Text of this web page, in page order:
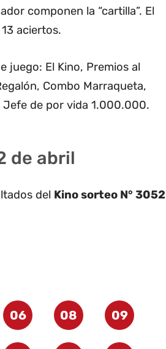
componen la “cartilla”. El
aciertos.
juego: El Kino, Premios al
Combo Marraqueta,
de por vida 1.000.000.
de abril
del Kino sorteo N° 3052
06 08 09